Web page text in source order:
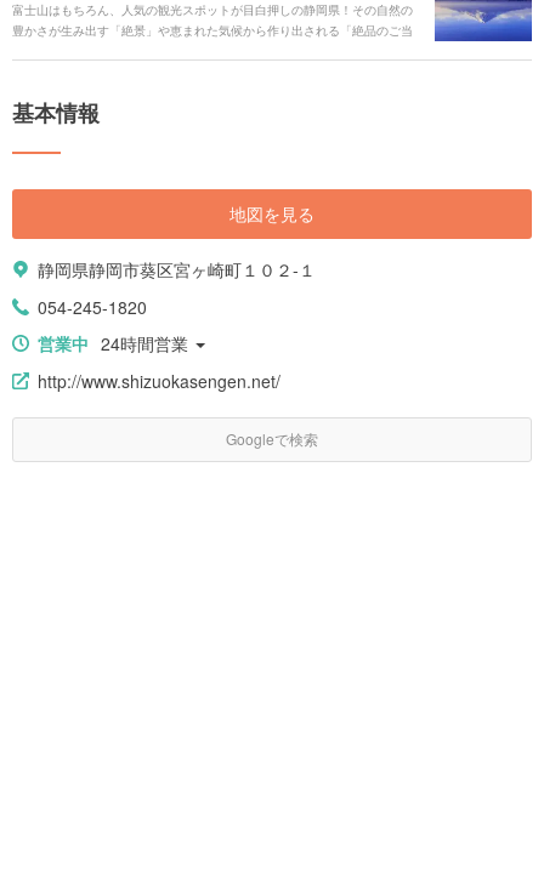
富士山はもちろん、人気の観光スポットが目白押しの静岡県！その自然の
豊かさが生み出す「絶景」や恵まれた気候から作り出される「絶品のご当
った雰囲気を味わえます。年間を通してイベントも多数開催されており、
光スポットやイベント情報をご紹介します。
基本情報
地図を見る
静岡県静岡市葵区宮ヶ崎町１０２-１
054-245-1820
営業中 24時間営業
http://www.shizuokasengen.net/
Googleで検索